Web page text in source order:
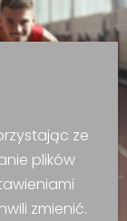
ze
plików
zmienić.